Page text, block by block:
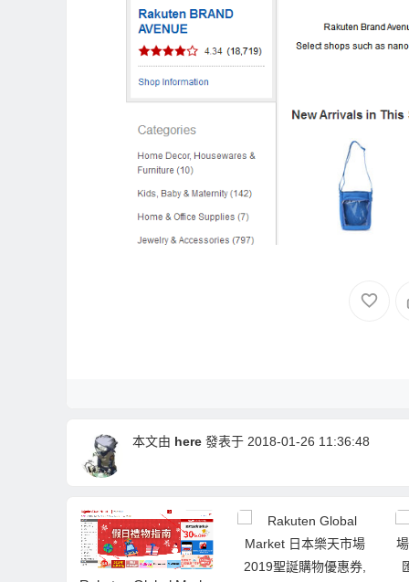
本文由 here 發表于 2018-01-26 11:36:48